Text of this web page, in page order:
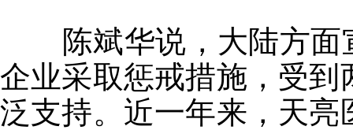
陈斌华说，大陆方面
企业采取惩戒措施，受
泛支持。近一年来，天